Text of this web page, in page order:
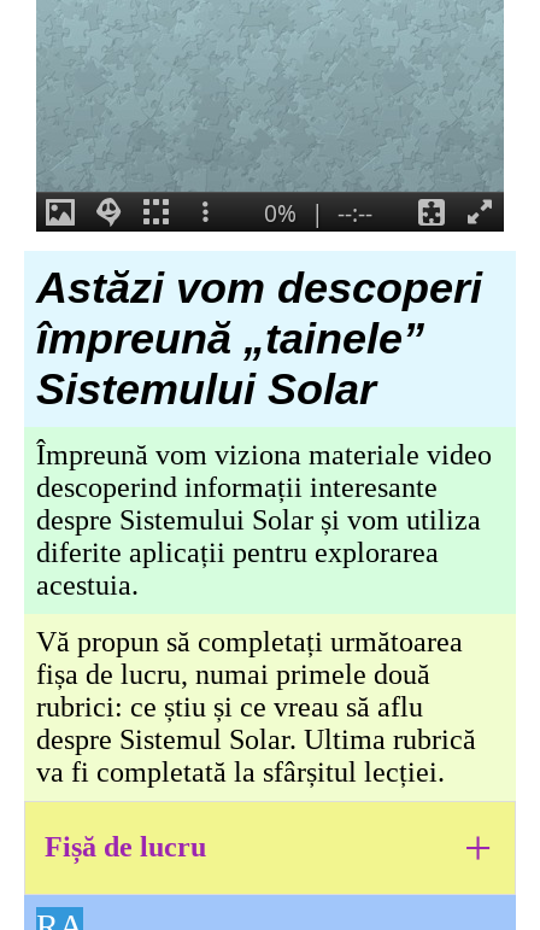
Astăzi vom descoperi
împreună „tainele”
Sistemului Solar
Împreună vom viziona materiale video
descoperind informații interesante
despre Sistemului Solar și vom utiliza
diferite aplicații pentru explorarea
acestuia.
Vă propun să completați următoarea
fișa de lucru, numai primele două
rubrici: ce știu și ce vreau să aflu
despre Sistemul Solar. Ultima rubrică
va fi completată la sfârșitul lecției.
Fișă de lucru +